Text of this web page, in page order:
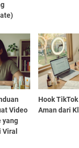
Video
yang
Hook
Aman dari